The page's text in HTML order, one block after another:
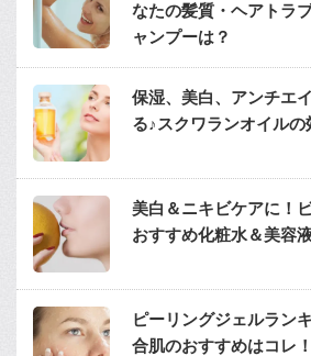
なたの髪質・ヘアトラ
ャンプーは？
保湿、美白、アンチエ
る♪スクワランオイル
美白＆ニキビケアに！
おすすめ化粧水＆美容
ピーリングジェルラン
合肌のおすすめはコレ！